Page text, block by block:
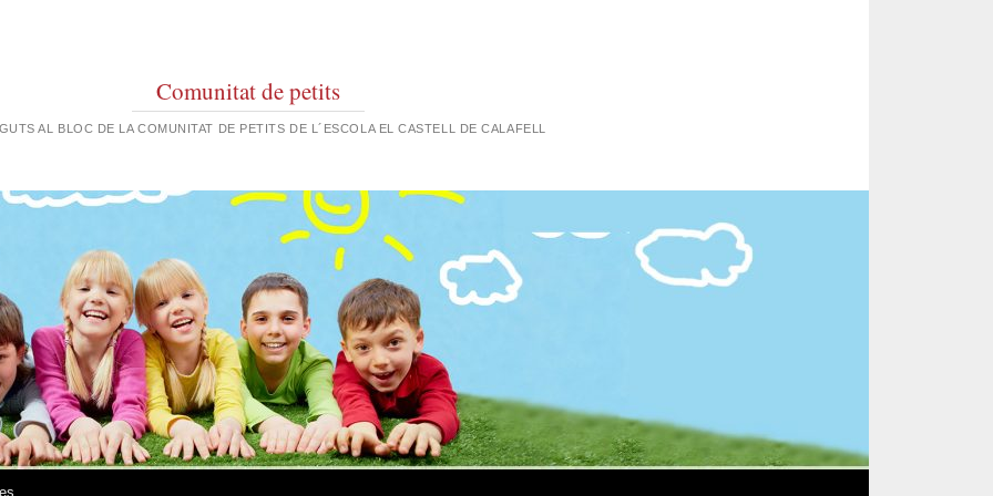
Comunitat de petits
AL BLOC DE LA COMUNITAT DE PETITS DE L´ESCOLA EL CASTELL DE CALAFELL